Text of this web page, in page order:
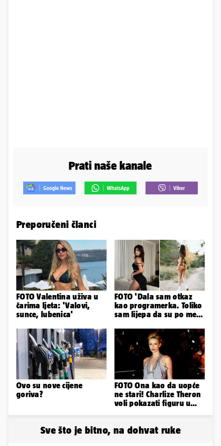
Prati naše kanale
Preporučeni članci
FOTO Valentina uživa u
čarima ljeta: 'Valovi,
sunce, lubenica'
FOTO 'Dala sam otkaz
kao programerka. Toliko
sam lijepa da su po meni
Ovo su nove cijene
goriva?
FOTO Ona kao da uopće
ne stari! Charlize Theron
voli pokazati figuru u
Sve što je bitno, na dohvat ruke